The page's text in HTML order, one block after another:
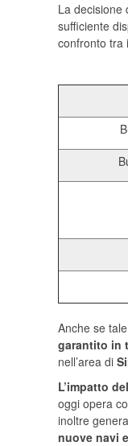
La decisione
sufficiente
confronto tra
Anche se
garantito in
nell’area di
L’impatto
oggi opera
inoltre
nuove navi